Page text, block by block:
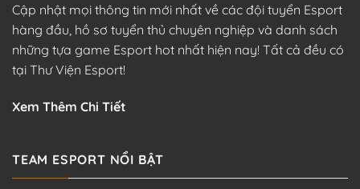
Cập nhật mọi thông tin mới nhất về các đội tuyển Esport
hàng đầu, hồ sơ tuyển thủ chuyên nghiệp và danh sách
những tựa game Esport hot nhất hiện nay! Tất cả đều có
tại Thư Viện Esport!
Xem Thêm Chi Tiết
TEAM ESPORT NỔI BẬT